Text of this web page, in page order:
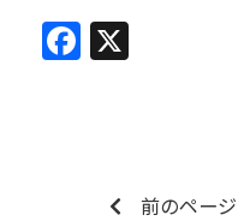
Facebook
前のページ